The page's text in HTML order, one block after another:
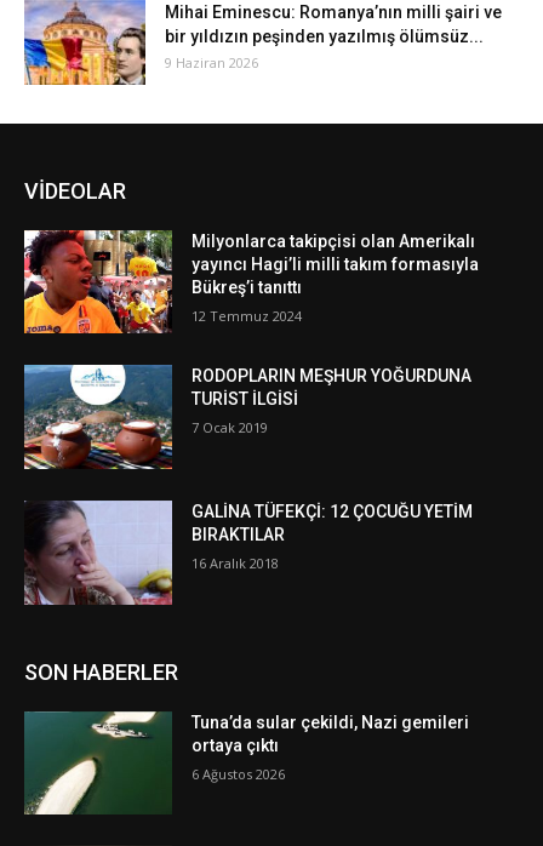
Mihai Eminescu: Romanya’nın milli şairi ve
bir yıldızın peşinden yazılmış ölümsüz...
9 Haziran 2026
VİDEOLAR
Milyonlarca takipçisi olan Amerikalı
yayıncı Hagi’li milli takım formasıyla
Bükreş’i tanıttı
12 Temmuz 2024
RODOPLARIN MEŞHUR YOĞURDUNA
TURİST İLGİSİ
7 Ocak 2019
GALİNA TÜFEKÇİ: 12 ÇOCUĞU YETİM
BIRAKTILAR
16 Aralık 2018
SON HABERLER
Tuna’da sular çekildi, Nazi gemileri
ortaya çıktı
6 Ağustos 2026